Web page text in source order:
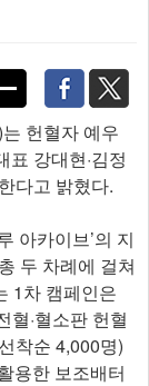
헌혈자 예우
강대현·김정
다고 밝혔다.
아카이브’의 지
두 차례에 걸쳐
1차 캠페인은
혈·혈소판 헌혈
착순 4,000명)
용한 보조배터